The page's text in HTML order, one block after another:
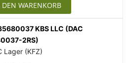
DEN WARENKORB
KBS LLC (DAC
2RS)
Lager (KFZ)